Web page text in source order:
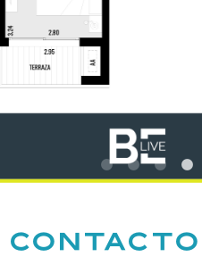
Contacto